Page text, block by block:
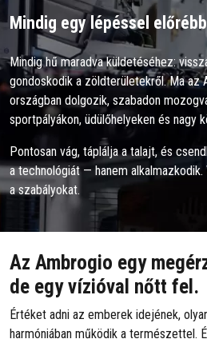
Mindig egy lépéssel
Mindig hű maradva küldetéséhez:
gondoskodik a zöldterületekről. Ma az
országban dolgozik, szabadon
sportpályákon, üdülőhelyeken és nagy
Pontosan vág, táplálja a talajt, és
a technológiát — hanem
a szabályokat.
Az Ambrogio egy
de egy vízióval nőtt fel.
Értéket adni az emberek idejének,
harmóniában működik a természettel.